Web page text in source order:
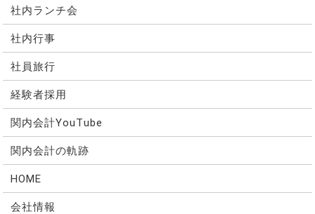
社内ランチ会
社内行事
社員旅行
経験者採用
関内会計YouTube
関内会計の軌跡
HOME
会社情報